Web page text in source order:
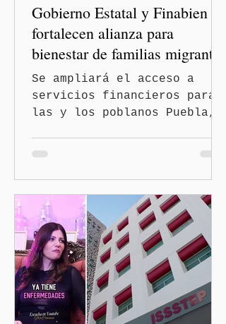
Gobierno Estatal y Finabien
fortalecen alianza para
bienestar de familias migrantes
Se ampliará el acceso a
servicios financieros para
las y los poblanos Puebla,
firmaron un Convenio Marco
de Colaboración para
ampliar el acceso a
servicios financieros,
reforzar la inclusión
financiera y acercar
mayores beneficios a las
familias y a la comunidad
migrante. La directora